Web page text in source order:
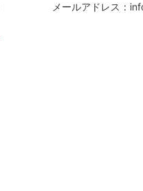
メールアドレス：